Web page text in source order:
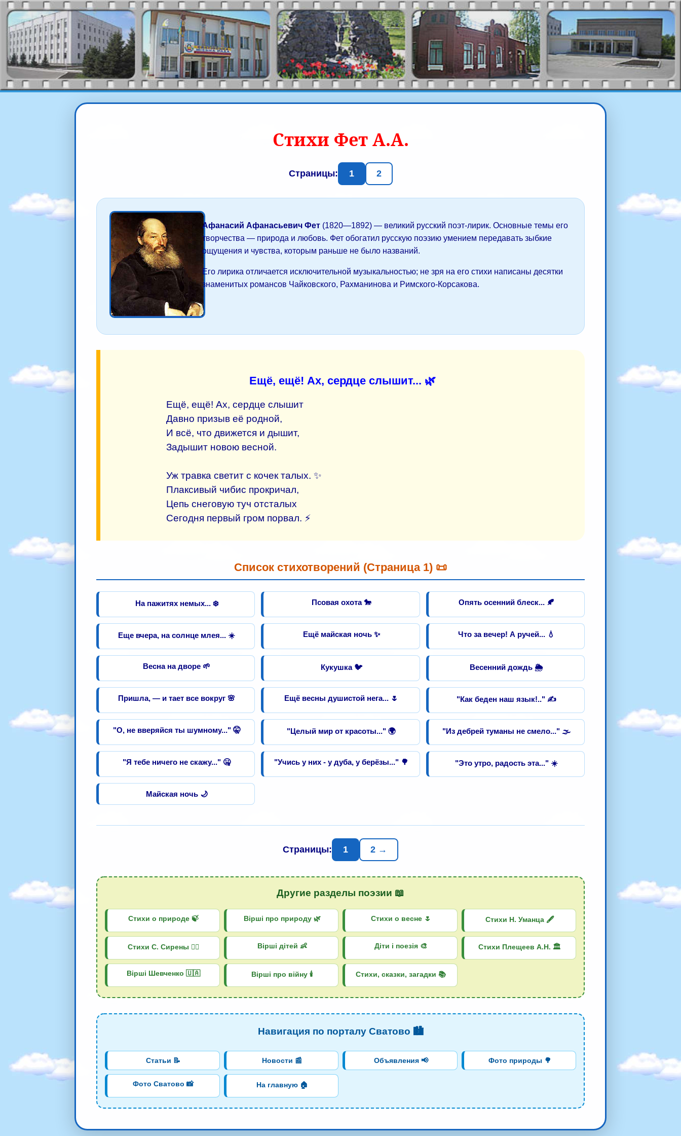
Стихи Фет А.А.
Страницы: 1 2
Афанасий Афанасьевич Фет (1820—1892) — великий русский поэт-лирик. Основные темы его
творчества — природа и любовь. Фет обогатил русскую поэзию умением передавать зыбкие
ощущения и чувства, которым раньше не было названий.
Его лирика отличается исключительной музыкальностью; не зря на его стихи написаны десятки
знаменитых романсов Чайковского, Рахманинова и Римского-Корсакова.
Ещё, ещё! Ах, сердце слышит... 🌿
Ещё, ещё! Ах, сердце слышит
Давно призыв её родной,
И всё, что движется и дышит,
Задышит новою весной.
Уж травка светит с кочек талых. ✨
Плаксивый чибис прокричал,
Цепь снеговую туч отсталых
Сегодня первый гром порвал. ⚡
Список стихотворений (Страница 1) 📜
На пажитях немых... ❄️ Псовая охота 🐎 Опять осенний блеск... 🍂
Еще вчера, на солнце млея... ☀️ Ещё майская ночь ✨ Что за вечер! А ручей... 💧
Весна на дворе 🌱 Кукушка 🐦 Весенний дождь 🌦️
Пришла, — и тает все вокруг 🌸 Ещё весны душистой нега... 🌷 "Как беден наш язык!.." ✍️
"О, не вверяйся ты шумному..." 🤫 "Целый мир от красоты..." 🌍 "Из дебрей туманы не смело..." 🌫️
"Я тебе ничего не скажу..." 🤐 "Учись у них - у дуба, у берёзы..." 🌳 "Это утро, радость эта..." ☀️
Майская ночь 🌙
Страницы: 1 2 →
Другие разделы поэзии 📖
Стихи о природе 🍃 Вірші про природу 🌿 Стихи о весне 🌷 Стихи Н. Уманца 🖋️
Стихи С. Сирены 🧜‍♀️ Вірші дітей 👶 Діти і поезія 🎨 Стихи Плещеев А.Н. 🏛️
Вірші Шевченко 🇺🇦 Вірші про війну 🕯️ Стихи, сказки, загадки 📚
Навигация по порталу Сватово 🏙️
Статьи 📝 Новости 📰 Объявления 📢 Фото природы 🌳
Фото Сватово 📸 На главную 🏠